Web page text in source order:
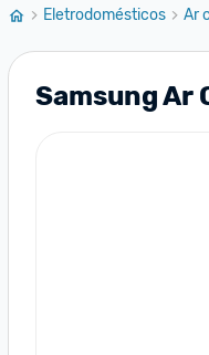
Eletrodomésticos Ar
Samsung Ar